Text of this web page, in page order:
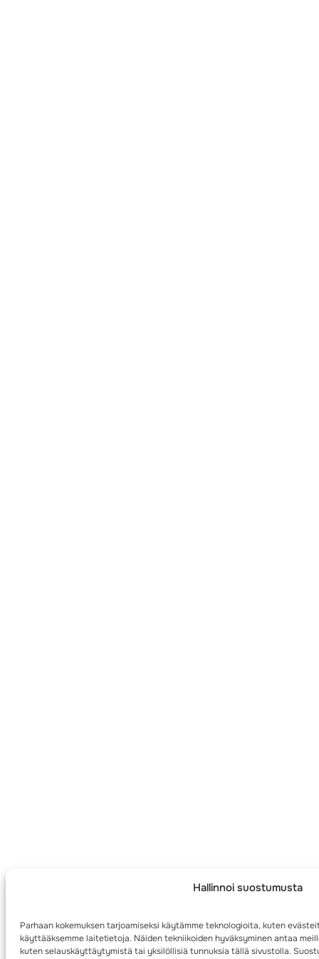
Hallinnoi suostumusta
Parhaan kokemuksen tarjoamiseksi käytämme teknologioita, kuten
käyttääksemme laitetietoja. Näiden tekniikoiden hyväksyminen antaa
kuten selauskäyttäytymistä tai yksilöllisiä tunnuksia tällä sivustolla.